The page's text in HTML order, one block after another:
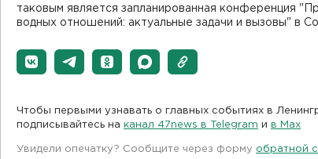
таковым является запланированная конференция
водных отношений: актуальные задачи и вызовы" в
Чтобы первыми узнавать о главных событиях в
подписывайтесь на канал 47news в Telegram и в Maх
Увидели опечатку? Сообщите через форму обратной